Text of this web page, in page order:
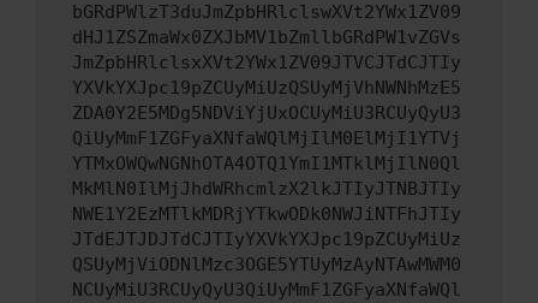
bGRdPWlzT3duJmZpbHRlclswXVt2YWx1ZV09
dHJ1ZSZmaWx0ZXJbMV1bZmllbGRdPW1vZGVs
JmZpbHRlclsxXVt2YWx1ZV09JTVCJTdCJTIy
YXVkYXJpc19pZCUyMiUzQSUyMjVhNWNhMzE5
ZDA0Y2E5MDg5NDViYjUxOCUyMiU3RCUyQyU3
QiUyMmF1ZGFyaXNfaWQlMjIlM0ElMjI1YTVj
YTMxOWQwNGNhOTA4OTQ1YmI1MTklMjIlN0Ql
MkMlN0IlMjJhdWRhcmlzX2lkJTIyJTNBJTIy
NWE1Y2EzMTlkMDRjYTkwODk0NWJiNTFhJTIy
JTdEJTJDJTdCJTIyYXVkYXJpc19pZCUyMiUz
QSUyMjViODNlMzc3OGE5YTUyMzAyNTAwMWM0
NCUyMiU3RCUyQyU3QiUyMmF1ZGFyaXNfaWQl